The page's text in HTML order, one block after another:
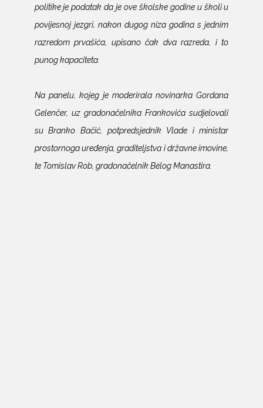
politike je podatak da je ove školske godine u školi u
povijesnoj jezgri, nakon dugog niza godina s jednim
razredom prvašića, upisano čak dva razreda, i to
punog kapaciteta.
Na panelu, kojeg je moderirala novinarka Gordana
Gelenčer, uz gradonačelnika Frankovića sudjelovali
su Branko Bačić, potpredsjednik Vlade i ministar
prostornoga uređenja, graditeljstva i državne imovine,
te Tomislav Rob, gradonačelnik Belog Manastira.